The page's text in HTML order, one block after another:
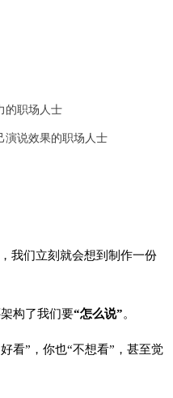
的职场人士
演说效果的职场人士
我们立刻就会想到制作一份
架构了我们要“怎么说”。
看”，你也“不想看”，甚至觉